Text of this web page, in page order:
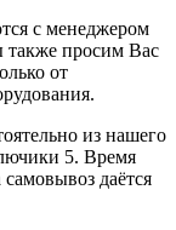
с менеджером
также просим Вас
от
из нашего
5. Время
даётся